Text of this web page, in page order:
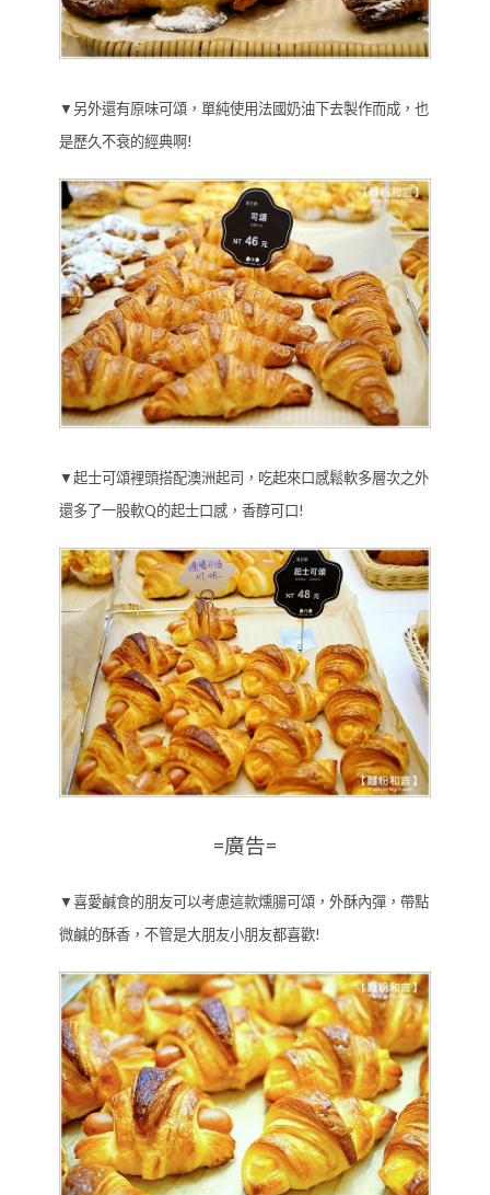
▼另外還有原味可頌，單純使用法國奶油下去製作而成，也
是歷久不衰的經典啊!
▼起士可頌裡頭搭配澳洲起司，吃起來口感鬆軟多層次之外
還多了一股軟Q的起士口感，香醇可口!
=廣告=
▼喜愛鹹食的朋友可以考慮這款燻腸可頌，外酥內彈，帶點
微鹹的酥香，不管是大朋友小朋友都喜歡!